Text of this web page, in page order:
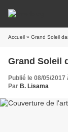
Accueil » Grand Soleil
Grand Soleil
Publié le 08/05/2017
Par B. Lisama